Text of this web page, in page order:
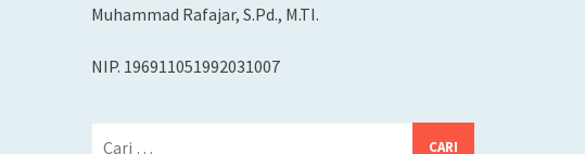
Muhammad Rafajar, S.Pd., M.TI.
NIP. 196911051992031007